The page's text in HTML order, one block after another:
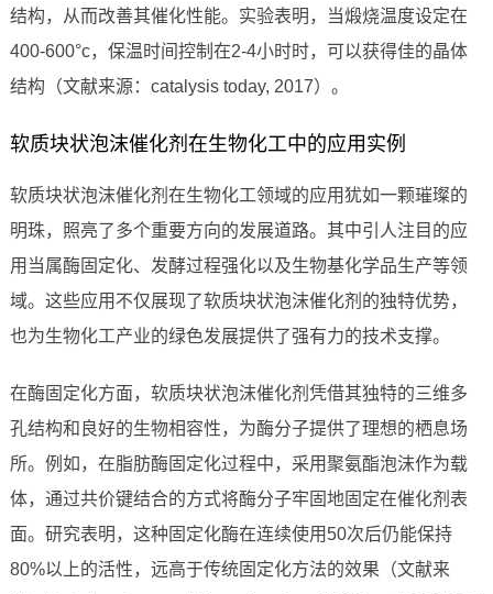
结构，从而改善其催化性能。实验表明，当煅烧温度设定在
400-600°c，保温时间控制在2-4小时时，可以获得佳的晶体
结构（文献来源：catalysis today, 2017）。
软质块状泡沫催化剂在生物化工中的应用实例
软质块状泡沫催化剂在生物化工领域的应用犹如一颗璀璨的
明珠，照亮了多个重要方向的发展道路。其中引人注目的应
用当属酶固定化、发酵过程强化以及生物基化学品生产等领
域。这些应用不仅展现了软质块状泡沫催化剂的独特优势，
也为生物化工产业的绿色发展提供了强有力的技术支撑。
在酶固定化方面，软质块状泡沫催化剂凭借其独特的三维多
孔结构和良好的生物相容性，为酶分子提供了理想的栖息场
所。例如，在脂肪酶固定化过程中，采用聚氨酯泡沫作为载
体，通过共价键结合的方式将酶分子牢固地固定在催化剂表
面。研究表明，这种固定化酶在连续使用50次后仍能保持
80%以上的活性，远高于传统固定化方法的效果（文献来